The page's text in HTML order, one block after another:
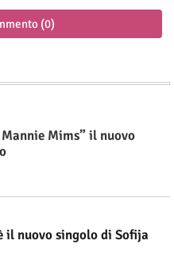
(0)
Mannie Mims” il nuovo
il nuovo singolo di Sofija